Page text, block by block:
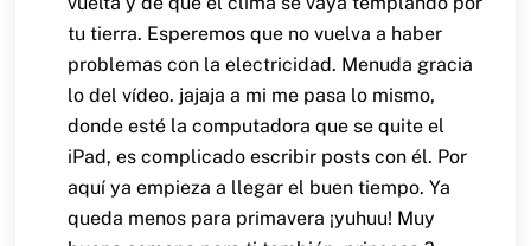
tu tierra. Esperemos que no vuelva a haber
problemas con la electricidad. Menuda gracia
lo del vídeo. jajaja a mi me pasa lo mismo,
donde esté la computadora que se quite el
iPad, es complicado escribir posts con él. Por
aquí ya empieza a llegar el buen tiempo. Ya
queda menos para primavera ¡yuhuu! Muy